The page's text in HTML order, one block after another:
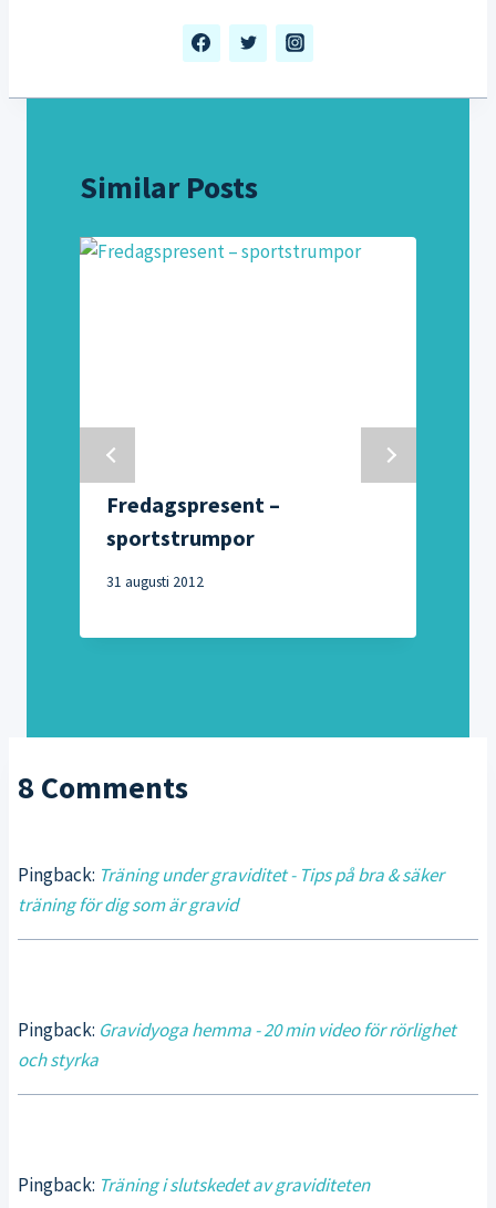
Similar Posts
Fredagspresent –
sportstrumpor
31 augusti 2012
8 Comments
Pingback: Träning under graviditet - Tips på bra & säker
träning för dig som är gravid
Pingback: Gravidyoga hemma - 20 min video för rörlighet
och styrka
Pingback: Träning i slutskedet av graviditeten